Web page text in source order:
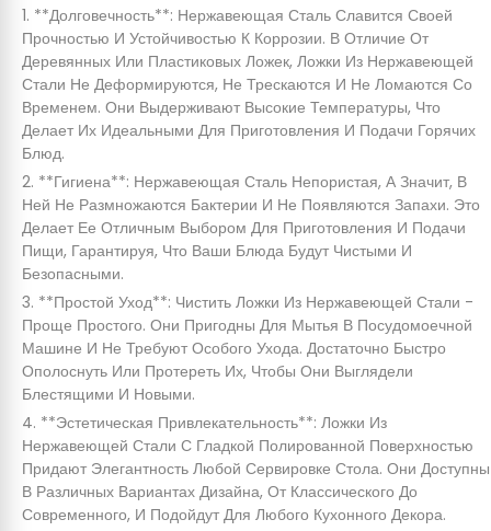
1. **Долговечность**: Нержавеющая Сталь Славится Своей
Прочностью И Устойчивостью К Коррозии. В Отличие От
Деревянных Или Пластиковых Ложек, Ложки Из Нержавеющей
Стали Не Деформируются, Не Трескаются И Не Ломаются Со
Временем. Они Выдерживают Высокие Температуры, Что
Делает Их Идеальными Для Приготовления И Подачи Горячих
Блюд.
2. **Гигиена**: Нержавеющая Сталь Непористая, А Значит, В
Ней Не Размножаются Бактерии И Не Появляются Запахи. Это
Делает Ее Отличным Выбором Для Приготовления И Подачи
Пищи, Гарантируя, Что Ваши Блюда Будут Чистыми И
Безопасными.
3. **Простой Уход**: Чистить Ложки Из Нержавеющей Стали -
Проще Простого. Они Пригодны Для Мытья В Посудомоечной
Машине И Не Требуют Особого Ухода. Достаточно Быстро
Ополоснуть Или Протереть Их, Чтобы Они Выглядели
Блестящими И Новыми.
4. **Эстетическая Привлекательность**: Ложки Из
Нержавеющей Стали С Гладкой Полированной Поверхностью
Придают Элегантность Любой Сервировке Стола. Они Доступны
В Различных Вариантах Дизайна, От Классического До
Современного, И Подойдут Для Любого Кухонного Декора.